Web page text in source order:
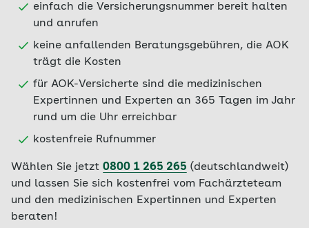
einfach die Versicherungsnummer bereit halten
und anrufen
keine anfallenden Beratungsgebühren, die AOK
trägt die Kosten
für AOK-Versicherte sind die medizinischen
Expertinnen und Experten an 365 Tagen im Jahr
rund um die Uhr erreichbar
kostenfreie Rufnummer
Wählen Sie jetzt 0800 1 265 265 (deutschlandweit)
und lassen Sie sich kostenfrei vom Fachärzteteam
und den medizinischen Expertinnen und Experten
beraten!